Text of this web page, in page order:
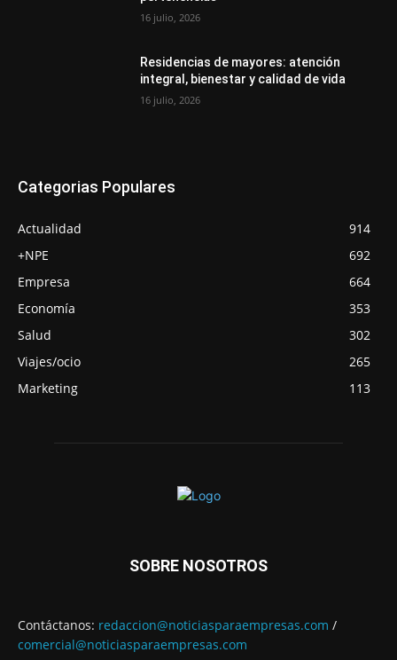
16 julio, 2026
Residencias de mayores: atención
integral, bienestar y calidad de vida
16 julio, 2026
Categorias Populares
Actualidad
914
+NPE
692
Empresa
664
Economía
353
Salud
302
Viajes/ocio
265
Marketing
113
SOBRE NOSOTROS
Contáctanos: redaccion@noticiasparaempresas.com /
comercial@noticiasparaempresas.com